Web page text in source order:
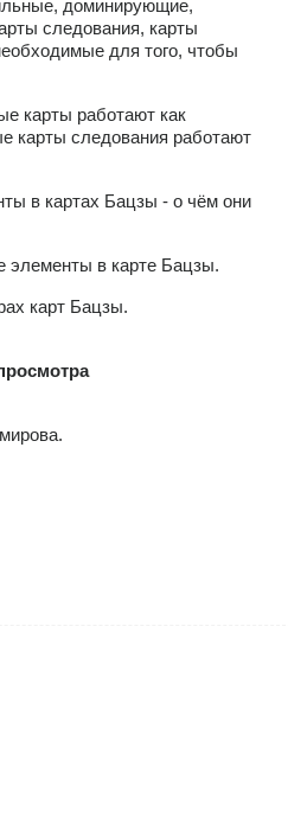
доминирующие,
следования, карты
для того, чтобы
карты работают как
карты следования работают
в картах Бацзы - о чём они
элементы в карте Бацзы.
карт Бацзы.